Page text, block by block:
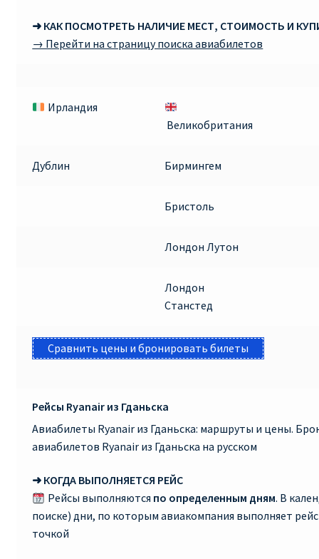
➜ КАК ПОСМОТРЕТЬ НАЛИЧИЕ МЕСТ, СТОИМОСТЬ И
→ Перейти на страницу поиска авиабилетов
Ирландия
Великобритания
Дублин Бирмингем
Бристоль
Лондон Лутон
Лондон
Станстед
Сравнить цены и бронировать билеты
Рейсы Ryanair из Гданьска
Авиабилеты Ryanair из Гданьска: маршруты и цены.
авиабилетов Ryanair из Гданьска на русском
➜ КОГДА ВЫПОЛНЯЕТСЯ РЕЙС
Рейсы выполняются по определенным дням. В
поиске) дни, по которым авиакомпания выполняет
точкой